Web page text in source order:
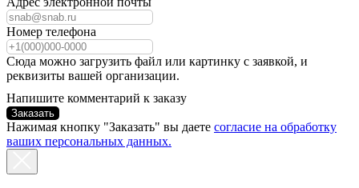
Номер телефона
Сюда можно загрузить файл или картинку с заявкой, и
реквизиты вашей организации.
Напишите комментарий к заказу
Заказать
Нажимая кнопку "Заказать" вы даете согласие на обработку
ваших персональных данных.